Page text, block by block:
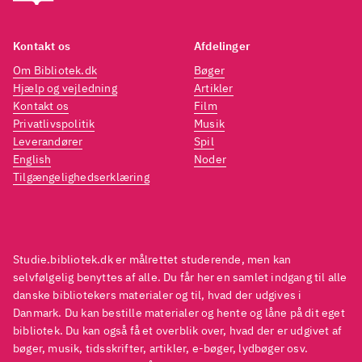
den svenske provins
Studie.bibliotek.dk er målrettet studerende, men kan
selvfølgelig benyttes af alle. Du får her en samlet indgang til alle
danske bibliotekers materialer og til, hvad der udgives i
Danmark. Du kan bestille materialer og hente og låne på dit eget
bibliotek. Du kan også få et overblik over, hvad der er udgivet af
bøger, musik, tidsskrifter, artikler, e-bøger, lydbøger osv.
Kontakt os
Om Bibliotek.dk
Hjælp og vejledning
Kontakt os
Privatlivspolitik
Leverandører
English
Tilgængelighedserklæring
Afdelinger
Bøger
Artikler
Film
Musik
Spil
Noder